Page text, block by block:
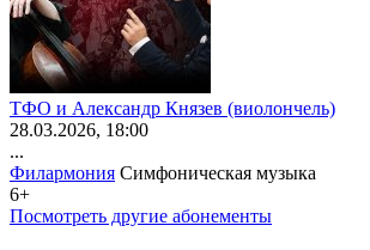
ТФО и Александр Князев (виолончель)
28.03.2026, 18:00
...
Филармония Симфоническая музыка
6+
Посмотреть другие абонементы